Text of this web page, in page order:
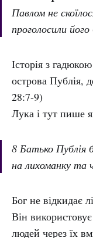
Павлом не
проголосили його
Історія з
острова Публія,
28:7-9)
Лука і тут пише
8 Батько Публія
на лихоманку та
Бог не відкидає
Він
людей через їх